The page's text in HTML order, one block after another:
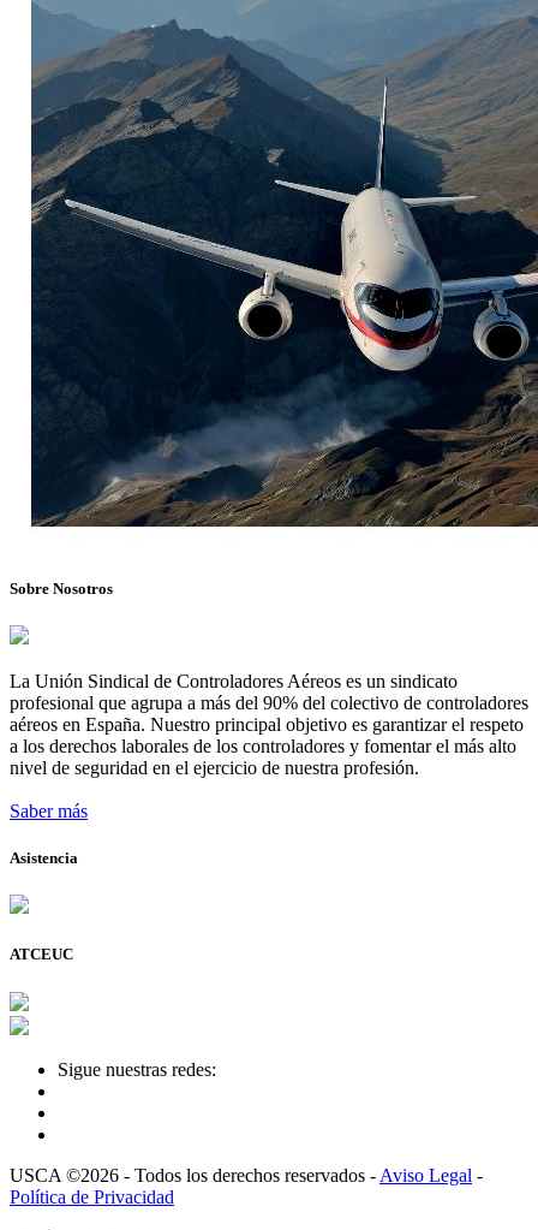
Sobre Nosotros
La Unión Sindical de Controladores Aéreos es un sindicato
profesional que agrupa a más del 90% del colectivo de controladores
aéreos en España. Nuestro principal objetivo es garantizar el respeto
a los derechos laborales de los controladores y fomentar el más alto
nivel de seguridad en el ejercicio de nuestra profesión.
Saber más
Asistencia
ATCEUC
Sigue nuestras redes:
USCA ©2026 - Todos los derechos reservados - Aviso Legal -
Política de Privacidad